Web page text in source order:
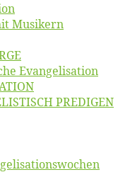
Musikern
Evangelisation
PREDIGEN